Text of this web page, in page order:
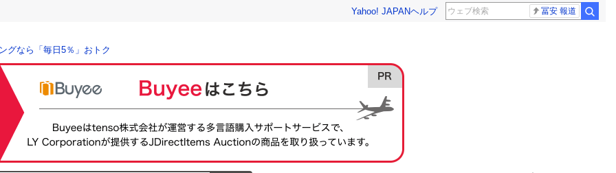
Yahoo! JAPANヘルプ 冨安 報道
グなら「毎日5％」おトク